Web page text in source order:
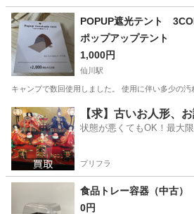
東京 調布市 その他
POPUP遮光テント
ポップアップテント
1,000円
仙川駅
キャンプで数回使用しました。 使用に伴い多少の
東京 調布市 仙川駅 その他
【求】古いお人形、
状態が悪くてもOK！最大
プリフラ
食品トレー容器（中古
0円